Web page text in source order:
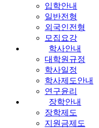
입학안내
일반전형
외국인전형
모집요강
학사안내
대학원규정
학사일정
학사제도안내
연구윤리
장학안내
장학제도
지원금제도